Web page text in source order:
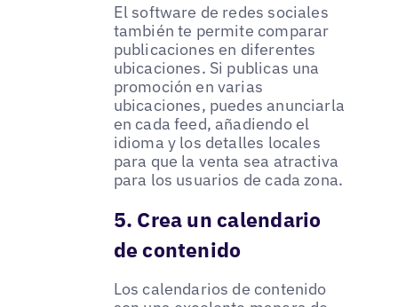
El software de redes sociales
también te permite comparar
publicaciones en diferentes
ubicaciones. Si publicas una
promoción en varias
ubicaciones, puedes anunciarla
en cada feed, añadiendo el
idioma y los detalles locales
para que la venta sea atractiva
para los usuarios de cada zona.
5. Crea un calendario
de contenido
Los calendarios de contenido